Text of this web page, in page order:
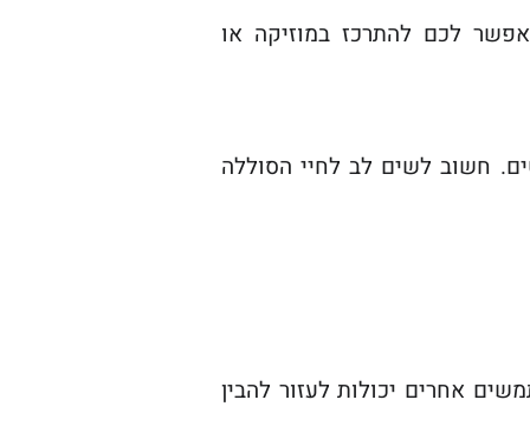
לכם להתרכז במוזיקה או
חשוב לשים לב לחיי הסוללה
אחרים יכולות לעזור להבין